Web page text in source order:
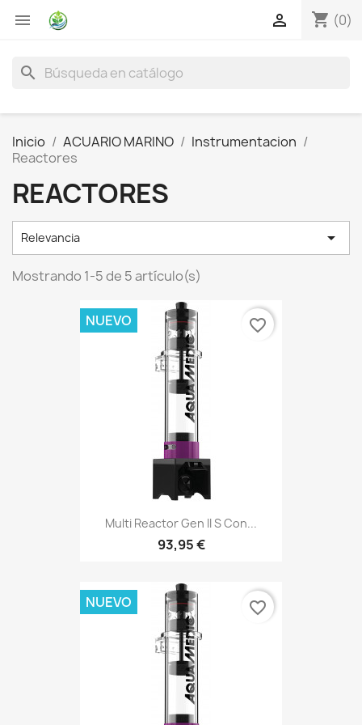
 shopping_cart (0)

search
Inicio ACUARIO MARINO
Instrumentacion
Reactores
REACTORES
Relevancia 
Mostrando 1-5 de 5 artículo(s)
Multi Reactor Gen II S Con...
93,95 €
NUEVO favorite_border
NUEVO favorite_border